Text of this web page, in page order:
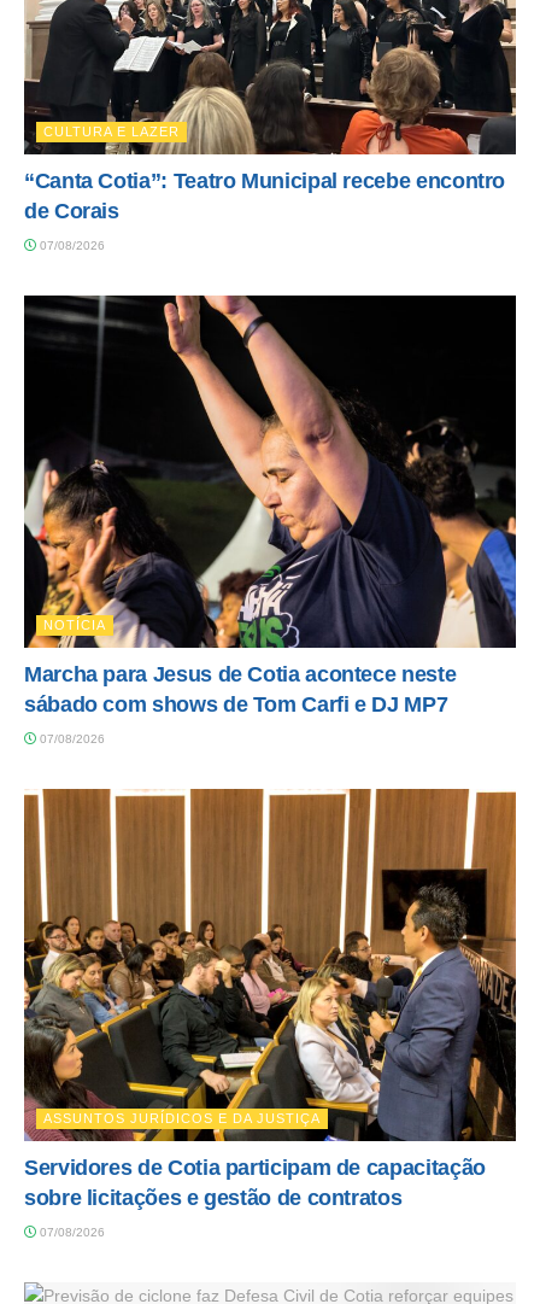
CULTURA E LAZER
“Canta Cotia”: Teatro Municipal recebe encontro
de Corais
07/08/2026
NOTÍCIA
Marcha para Jesus de Cotia acontece neste
sábado com shows de Tom Carfi e DJ MP7
07/08/2026
ASSUNTOS JURÍDICOS E DA JUSTIÇA
Servidores de Cotia participam de capacitação
sobre licitações e gestão de contratos
07/08/2026